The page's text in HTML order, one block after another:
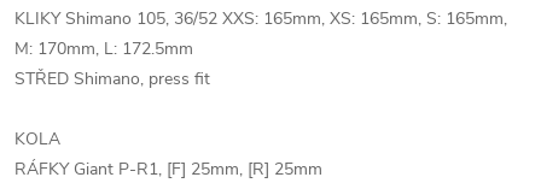
KLIKY Shimano 105, 36/52 XXS: 165mm, XS: 165mm, S: 165mm,
M: 170mm, L: 172.5mm
STŘED Shimano, press fit
KOLA
RÁFKY Giant P-R1, [F] 25mm, [R] 25mm